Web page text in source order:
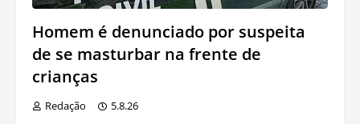
Homem é denunciado por suspeita
de se masturbar na frente de
crianças
Redação
5.8.26